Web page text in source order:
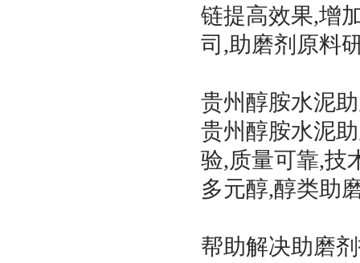
链提高效果,增
司,助磨剂原料
贵州醇胺水泥
贵州醇胺水泥
验,质量可靠,技
多元醇,醇类助
帮助解决助磨